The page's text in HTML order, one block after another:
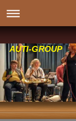
AUTI-GROUP